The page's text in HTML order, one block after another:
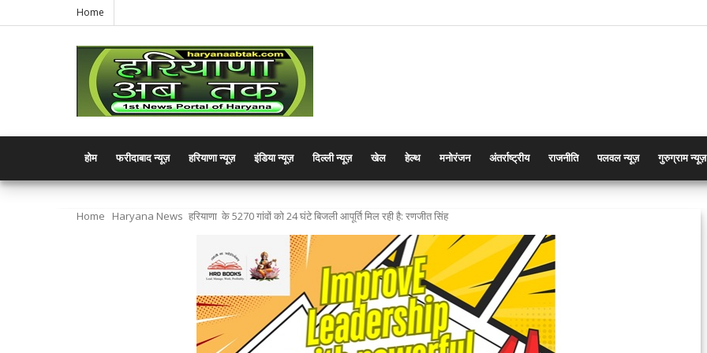
Home
होम फरीदाबाद न्यूज़ हरियाणा न्यूज़ इंडिया न्यूज़ दिल्ली न्यूज़ खेल हेल्थ मनोरंजन अंतर्राष्ट्रीय राजनीति पलवल न्यूज़ गुरुग्राम न्यूज़
Home Haryana News हरियाणा के 5270 गांवों को 24 घंटे बिजली आपूर्ति मिल रही है: रणजीत सिंह